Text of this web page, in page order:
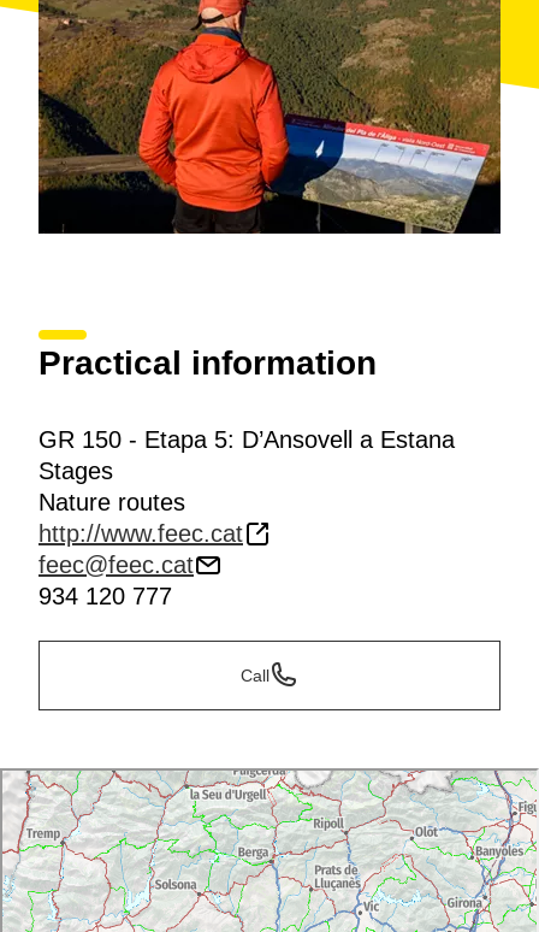
Practical information
GR 150 - Etapa 5: D’Ansovell a Estana
Stages
Nature routes
http://www.feec.cat
feec@feec.cat
934 120 777
Call